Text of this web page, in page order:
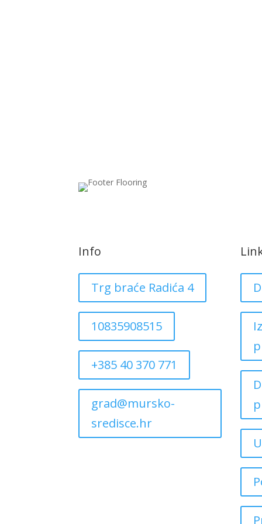
Info
Trg braće Radića 4
10835908515
+385 40 370 771
grad@mursko-
sredisce.hr